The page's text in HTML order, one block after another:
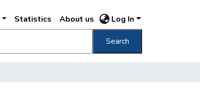
Statistics About us Log In
Search